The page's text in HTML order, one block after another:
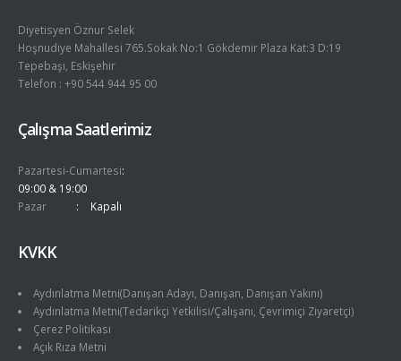
Diyetisyen Öznur Selek
Hoşnudiye Mahallesi 765.Sokak No:1 Gökdemir Plaza Kat:3 D:19
Tepebaşı, Eskişehir
Telefon : +90 544 944 95 00
Çalışma Saatlerimiz
Pazartesi-Cumartesi
09:00 & 19:00
Pazar
Kapalı
KVKK
Aydınlatma Metni(Danışan Adayı, Danışan, Danışan Yakını)
Aydınlatma Metni(Tedarikçi Yetkilisi/Çalışanı, Çevrimiçi Ziyaretçi)
Çerez Politikası
Açık Rıza Metni